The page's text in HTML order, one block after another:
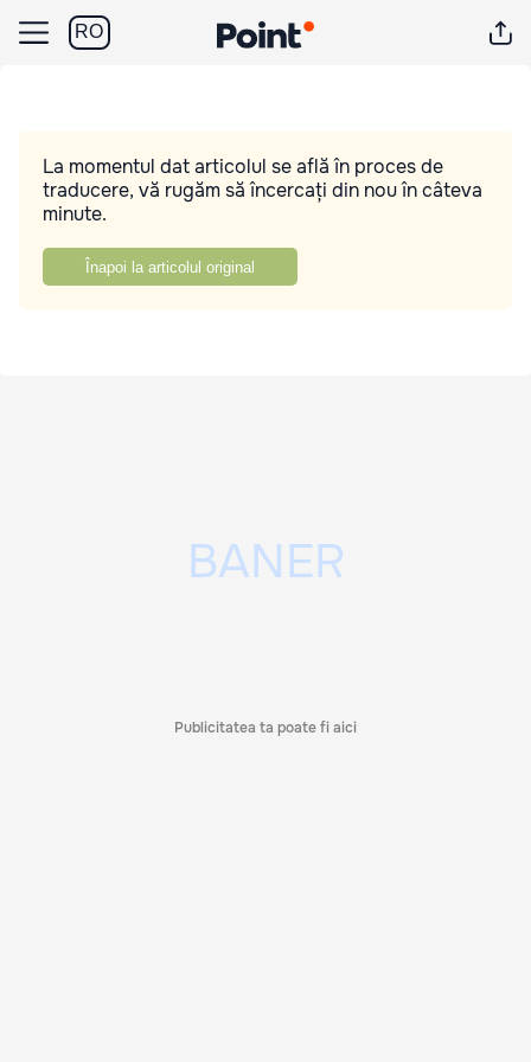
RO
La momentul dat articolul se află în proces de
traducere, vă rugăm să încercați din nou în câteva
minute.
Înapoi la articolul original
Publicitatea ta poate fi aici